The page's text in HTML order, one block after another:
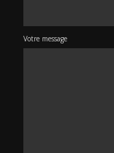
Votre message